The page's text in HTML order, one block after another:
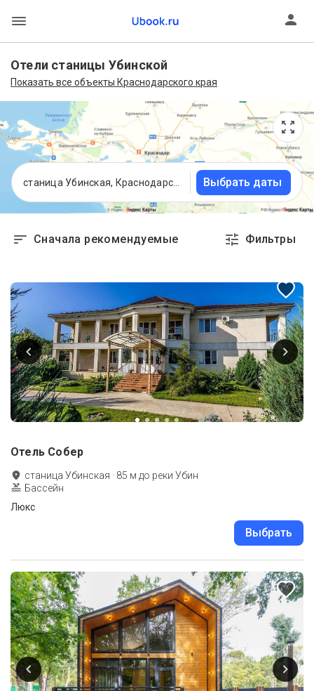
Отели станицы Убинской
Показать все объекты Краснодарского края
Выбрать даты
Сначала рекомендуемые Фильтры
Отель Собер
станица Убинская · 85 м до реки Убин
Бассейн
Люкс
Выбрать